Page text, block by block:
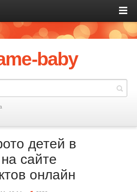
baby
детей в
сайте
онлайн